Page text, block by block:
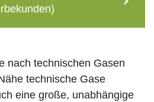
nach technischen Gasen
technische Gase
eine große, unabhängige